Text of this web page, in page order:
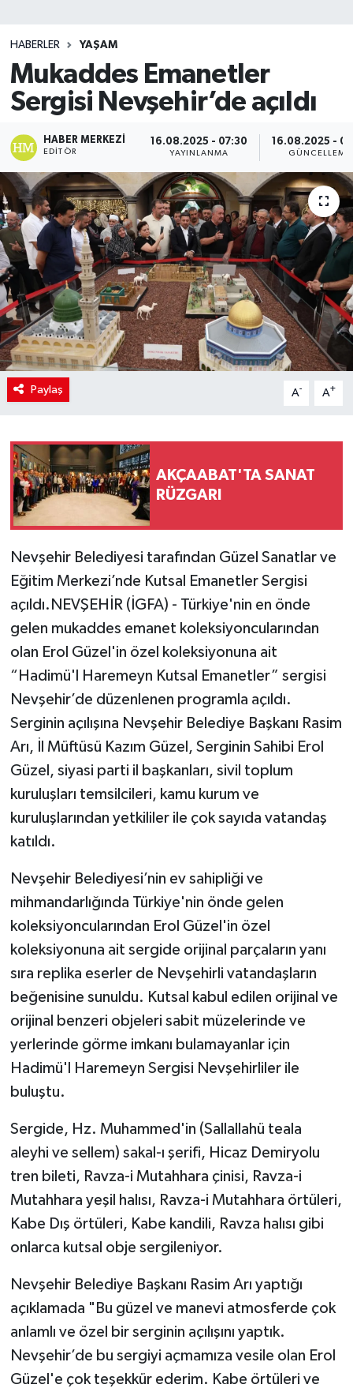
HABERLER YAŞAM
Mukaddes Emanetler
Sergisi Nevşehir’de açıldı
HABER MERKEZI
EDITÖR
16.08.2025 - 07:30
YAYINLANMA
16.08.2025 -
GÜNCELLEME
Paylaş A- A+
AKÇAABAT'TA SANAT
RÜZGARI
Nevşehir Belediyesi tarafından Güzel Sanatlar ve
Eğitim Merkezi’nde Kutsal Emanetler Sergisi
açıldı.NEVŞEHİR (İGFA) - Türkiye'nin en önde
gelen mukaddes emanet koleksiyoncularından
olan Erol Güzel'in özel koleksiyonuna ait
“Hadimü'l Haremeyn Kutsal Emanetler” sergisi
Nevşehir’de düzenlenen programla açıldı.
Serginin açılışına Nevşehir Belediye Başkanı Rasim
Arı, İl Müftüsü Kazım Güzel, Serginin Sahibi Erol
Güzel, siyasi parti il başkanları, sivil toplum
kuruluşları temsilcileri, kamu kurum ve
kuruluşlarından yetkililer ile çok sayıda vatandaş
katıldı.
Nevşehir Belediyesi’nin ev sahipliği ve
mihmandarlığında Türkiye'nin önde gelen
koleksiyoncularından Erol Güzel'in özel
koleksiyonuna ait sergide orijinal parçaların yanı
sıra replika eserler de Nevşehirli vatandaşların
beğenisine sunuldu. Kutsal kabul edilen orijinal ve
orijinal benzeri objeleri sabit müzelerinde ve
yerlerinde görme imkanı bulamayanlar için
Hadimü'l Haremeyn Sergisi Nevşehirliler ile
buluştu.
Sergide, Hz. Muhammed'in (Sallallahü teala
aleyhi ve sellem) sakal-ı şerifi, Hicaz Demiryolu
tren bileti, Ravza-i Mutahhara çinisi, Ravza-i
Mutahhara yeşil halısı, Ravza-i Mutahhara örtüleri,
Kabe Dış örtüleri, Kabe kandili, Ravza halısı gibi
onlarca kutsal obje sergileniyor.
Nevşehir Belediye Başkanı Rasim Arı yaptığı
açıklamada "Bu güzel ve manevi atmosferde çok
anlamlı ve özel bir serginin açılışını yaptık.
Nevşehir’de bu sergiyi açmamıza vesile olan Erol
Güzel'e çok teşekkür ederim. Kabe örtüleri ve
Teknoloji
TRABZON
TRABZONSPOR
Yaşam